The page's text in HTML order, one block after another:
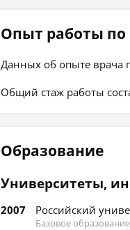
Опыт работы по
Данных об опыте врача
Общий стаж работы
Образование
Университеты,
2007 Российский
Базовое образование